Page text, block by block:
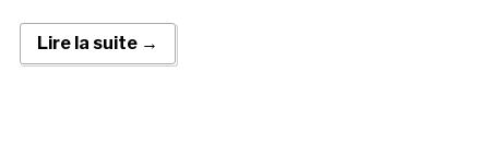
Lire la suite →